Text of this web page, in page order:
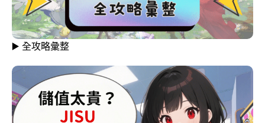
▶️ 全攻略彙整